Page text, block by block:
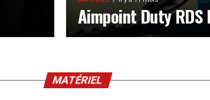
Aimpoint Duty RDS
MATÉRIEL